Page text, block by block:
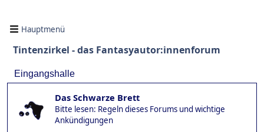
Hauptmenü
Tintenzirkel - das Fantasyautor:innenforum
Eingangshalle
Das Schwarze Brett
Bitte lesen: Regeln dieses Forums und wichtige
Ankündigungen